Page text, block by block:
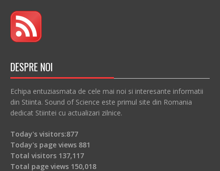
DESPRE NOI
Echipa entuziasmata de cele mai noi si interesante informatii
din Stiinta. Sound of Science este primul site din Romania
dedicat Stiintei cu actualizari zilnice.
Today's visitors:877
Today's page views 881
Total visitors 137,117
Total page views 150,018